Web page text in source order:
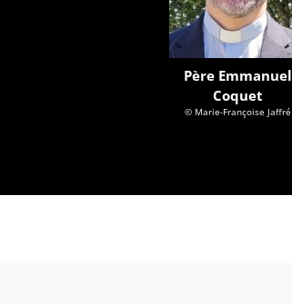
Père Emmanuel
Coquet
© Marie-Françoise Jaffré